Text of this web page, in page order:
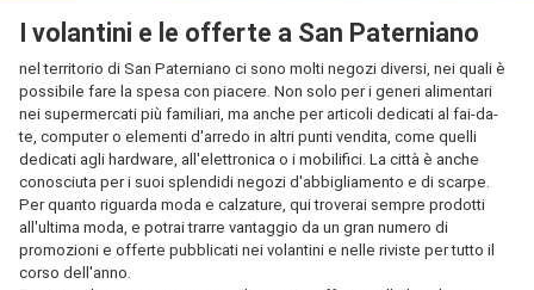
I volantini e le offerte a San Paterniano
nel territorio di San Paterniano ci sono molti negozi diversi, nei quali è
possibile fare la spesa con piacere. Non solo per i generi alimentari
nei supermercati più familiari, ma anche per articoli dedicati al fai-da-
te, computer o elementi d'arredo in altri punti vendita, come quelli
dedicati agli hardware, all'elettronica o i mobilifici. La città è anche
conosciuta per i suoi splendidi negozi d'abbigliamento e di scarpe.
Per quanto riguarda moda e calzature, qui troverai sempre prodotti
all'ultima moda, e potrai trarre vantaggio da un gran numero di
promozioni e offerte pubblicati nei volantini e nelle riviste per tutto il
corso dell'anno.